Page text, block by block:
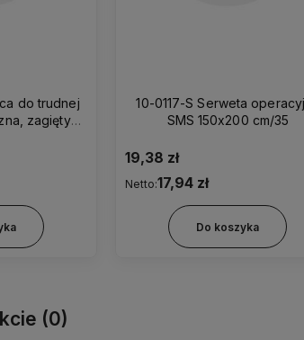
do trudnej
zagięty
10-0117-S Serweta operacyjna
SMS 150x200 cm/35
19,38 zł
Netto:17,94 zł
Do koszyka
(0)